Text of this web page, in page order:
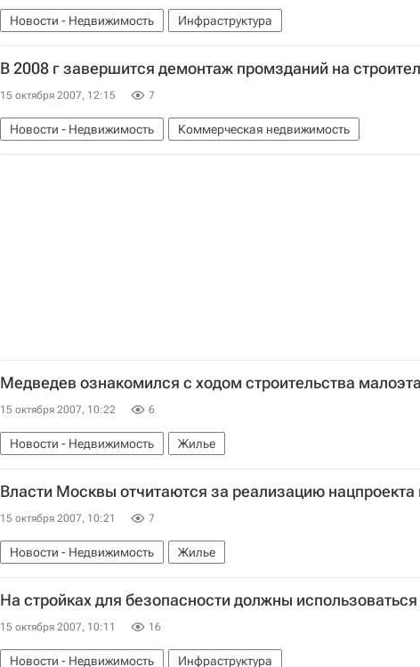
Новости - Недвижимость Инфраструктура
В 2008 г завершится демонтаж промзданий на
15 октября 2007, 12:15 7
Новости - Недвижимость Коммерческая недвижимость
Медведев ознакомился с ходом строительства
15 октября 2007, 10:22 6
Новости - Недвижимость Жилье
Власти Москвы отчитаются за реализацию
15 октября 2007, 10:21 7
Новости - Недвижимость Жилье
На стройках для безопасности должны
15 октября 2007, 10:11 16
Новости - Недвижимость Инфраструктура